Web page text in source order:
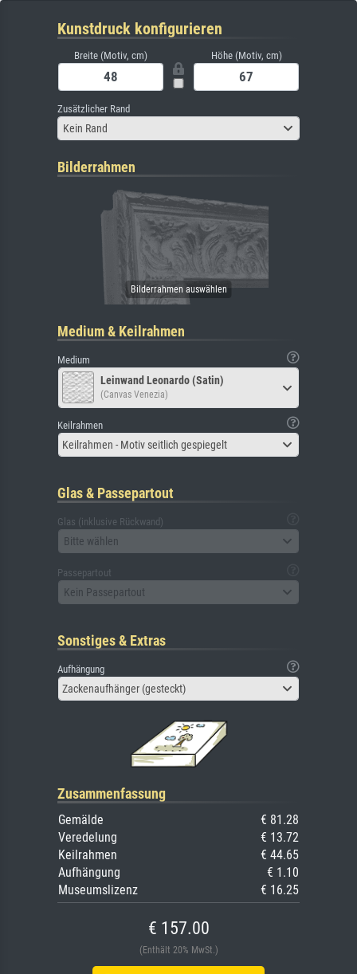
Kunstdruck konfigurieren
Breite (Motiv, cm) Höhe (Motiv, cm)
Zusätzlicher Rand
Kein Rand
Bilderrahmen
Medium & Keilrahmen
Medium
Leinwand Leonardo (Satin)
(Canvas Venezia)
Keilrahmen
Keilrahmen - Motiv seitlich gespiegelt
Glas & Passepartout
Glas (inklusive Rückwand)
Bitte wählen
Passepartout
Kein Passepartout
Sonstiges & Extras
Aufhängung
Zackenaufhänger (gesteckt)
Zusammenfassung
Gemälde
€ 81.28
Veredelung
€ 13.72
Keilrahmen
€ 44.65
Aufhängung
€ 1.10
Museumslizenz
€ 16.25
€ 157.00
(Enthält 20% MwSt.)